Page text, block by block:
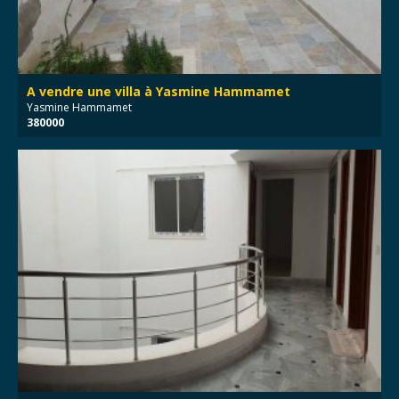
A vendre une villa à Yasmine Hammamet
Yasmine Hammamet
380000